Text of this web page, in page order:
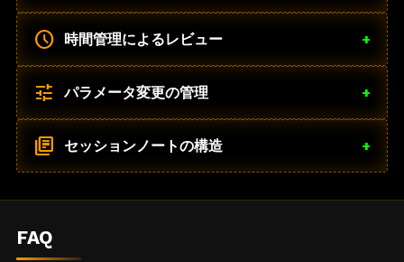
schedule 時間管理によるレビュー +
tune パラメータ変更の管理 +
library_books セッションノートの構造 +
FAQ